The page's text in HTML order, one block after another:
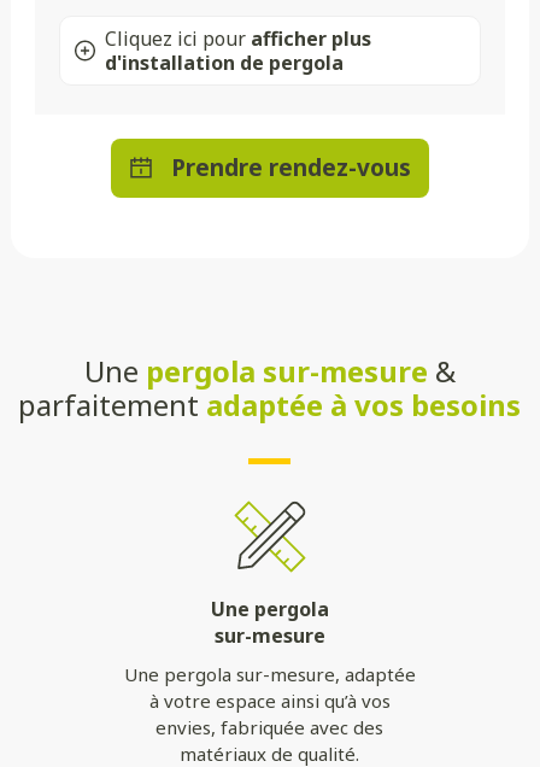
Cliquez ici pour afficher plus
d'installation de pergola
Prendre rendez-vous
Une pergola sur-mesure &
parfaitement adaptée à vos besoins
Une pergola
sur-mesure
Une pergola sur-mesure, adaptée
à votre espace ainsi qu’à vos
envies, fabriquée avec des
matériaux de qualité.